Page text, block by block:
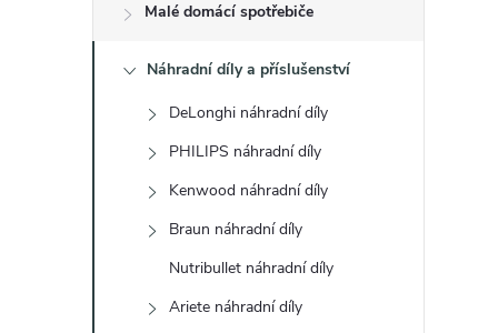
s
Malé domácí spotřebiče
Náhradní díly a příslušenství
DeLonghi náhradní díly
PHILIPS náhradní díly
Kenwood náhradní díly
Braun náhradní díly
Nutribullet náhradní díly
Ariete náhradní díly